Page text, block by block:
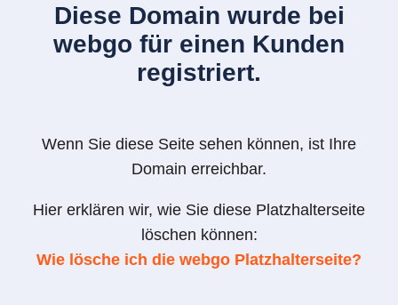
Diese Domain wurde bei
webgo für einen Kunden
registriert.
Wenn Sie diese Seite sehen können, ist Ihre
Domain erreichbar.
Hier erklären wir, wie Sie diese Platzhalterseite
löschen können:
Wie lösche ich die webgo Platzhalterseite?